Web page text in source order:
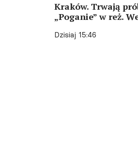
Kraków. Trwają
„Poganie” w reż.
Dzisiaj 15:46